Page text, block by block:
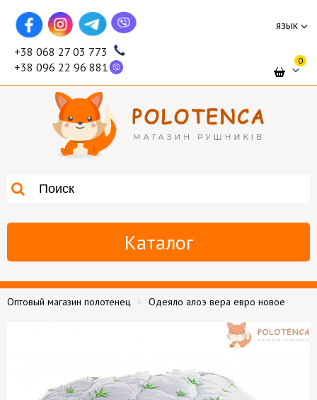
язык
+38 068 27 03 773
+38 096 22 96 881
0
Каталог
Оптовый магазин полотенец Одеяло алоэ вера евро новое